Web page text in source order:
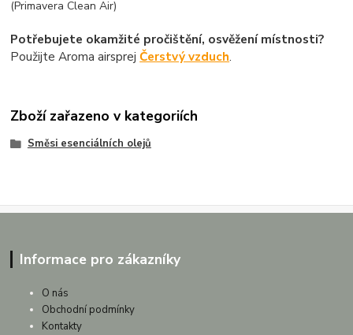
(Primavera Clean Air)
Potřebujete okamžité pročištění, osvěžení místnosti?
Použijte Aroma airsprejČerstvý vzduch.
Zboží zařazeno v kategoriích
Směsi esenciálních olejů
Informace pro zákazníky
O nás
Obchodní podmínky
Kontakty